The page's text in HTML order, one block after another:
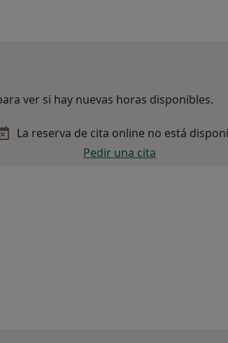
ver si hay nuevas horas disponibles.
La reserva de cita online no está
Pedir una cita